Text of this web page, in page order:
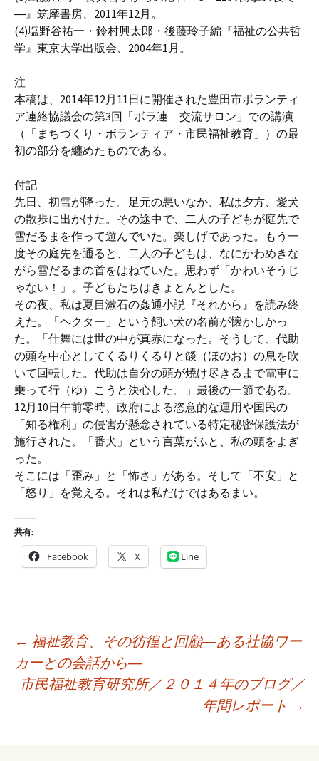
―』筑摩書房、2011年12月。
(4)塩野谷祐一・鈴村興太郎・後藤玲子編『福祉の公共哲
学』東京大学出版会、2004年1月。
注
本稿は、2014年12月11日に開催された豊田市ボランティ
ア連絡協議会の第3回「ボラ連 交流サロン」での講演
（「まちづくり・ボランティア・市民福祉教育」）の最
初の部分を纏めたものである。
付記
先日、初雪が降った。足元の悪いなか、私は夕方、愛犬
の散歩に出かけた。その途中で、二人の子どもが庭先で
雪だるまを作って遊んでいた。楽しげであった。もう一
度その庭先を通ると、二人の子どもは、なにかわめきな
がら雪だるまの首をはねていた。思わず「かわいそうじ
ゃない！」。子どもたちはきょとんとした。
その夜、私は夏目漱石の姦通小説『それから』を読み終
えた。「ヘクター」という飼い犬の名前が懐かしかっ
た。「仕舞には世の中が真赤になった。そうして、代助
の頭を中心としてくるりくるりと燄（ほのお）の息を吹
いて回転した。代助は自分の頭が焼け尽きるまで電車に
乗って行（ゆ）こうと決心した。」最後の一節である。
12月10日午前零時、政府による恣意的な運用や国民の
「知る権利」の侵害が懸念されている特定秘密保護法が
施行された。「番犬」という言葉がふと、私の頭をよぎ
った。
そこには「歪み」と「怖さ」がある。そして「不安」と
「怒り」を覚える。それは私だけではあるまい。
共有:
Facebook X Line
← 福祉教育、その彷徨と回顧―ある社協ワー
カーとの会話から―
市民福祉教育研究所／２０１４年のブログ／
年間レポート →